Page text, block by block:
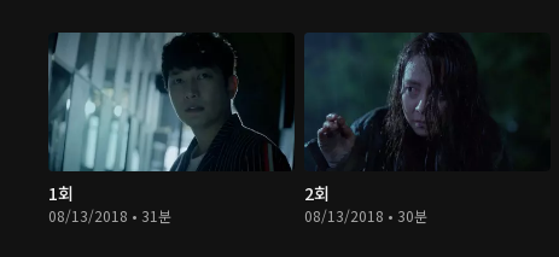
1회
08/13/2018 • 31분
2회
08/13/2018 • 30분